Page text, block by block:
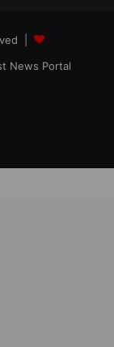
|
News Portal